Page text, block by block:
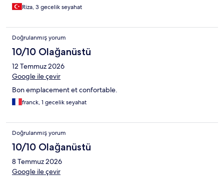
Riza, 3 gecelik seyahat
Doğrulanmış yorum
10/10 Olağanüstü
12 Temmuz 2026
Google ile çevir
Bon emplacement et confortable.
franck, 1 gecelik seyahat
Doğrulanmış yorum
10/10 Olağanüstü
8 Temmuz 2026
Google ile çevir